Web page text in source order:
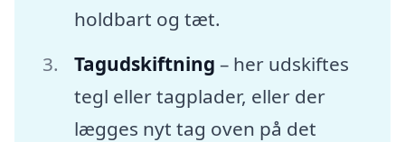
holdbart og tæt.
Tagudskiftning – her udskiftes
tegl eller tagplader, eller der
lægges nyt tag oven på det